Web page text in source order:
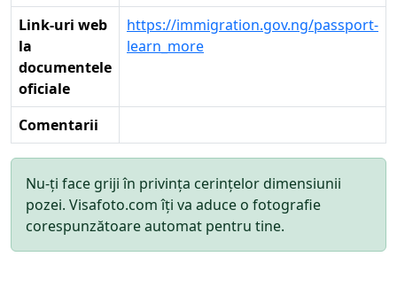
Link-uri web
la
documentele
oficiale
https://immigration.gov.ng/passport-
learn_more
Comentarii
Nu-ți face griji în privința cerințelor dimensiunii
pozei. Visafoto.com îți va aduce o fotografie
corespunzătoare automat pentru tine.